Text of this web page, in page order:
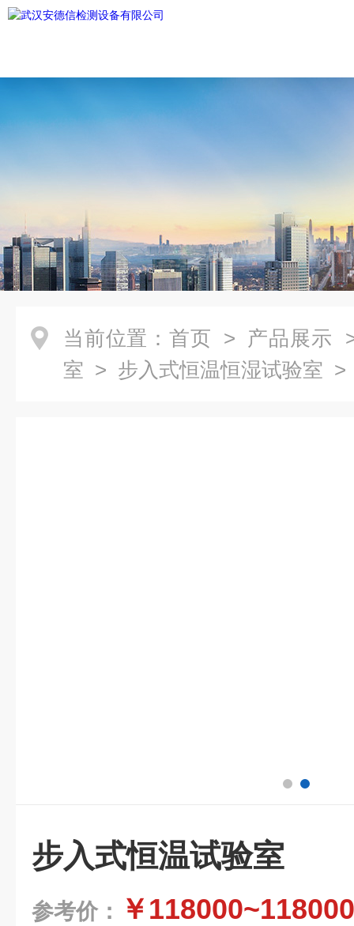
当前位置： 首页 > 产品展示
室 > 步入式恒温恒湿试验室 >
步入式恒温试验室
参考价： ￥118000~118000